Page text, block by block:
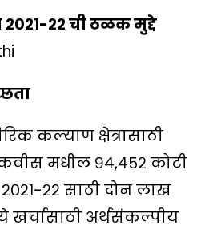
२२ ची ठळक मुद्दे
कल्याण क्षेत्रासाठी
मधील ९४,४५२ कोटी
२२ साठी दोन लाख
खर्चासाठी अर्थसंकल्पीय